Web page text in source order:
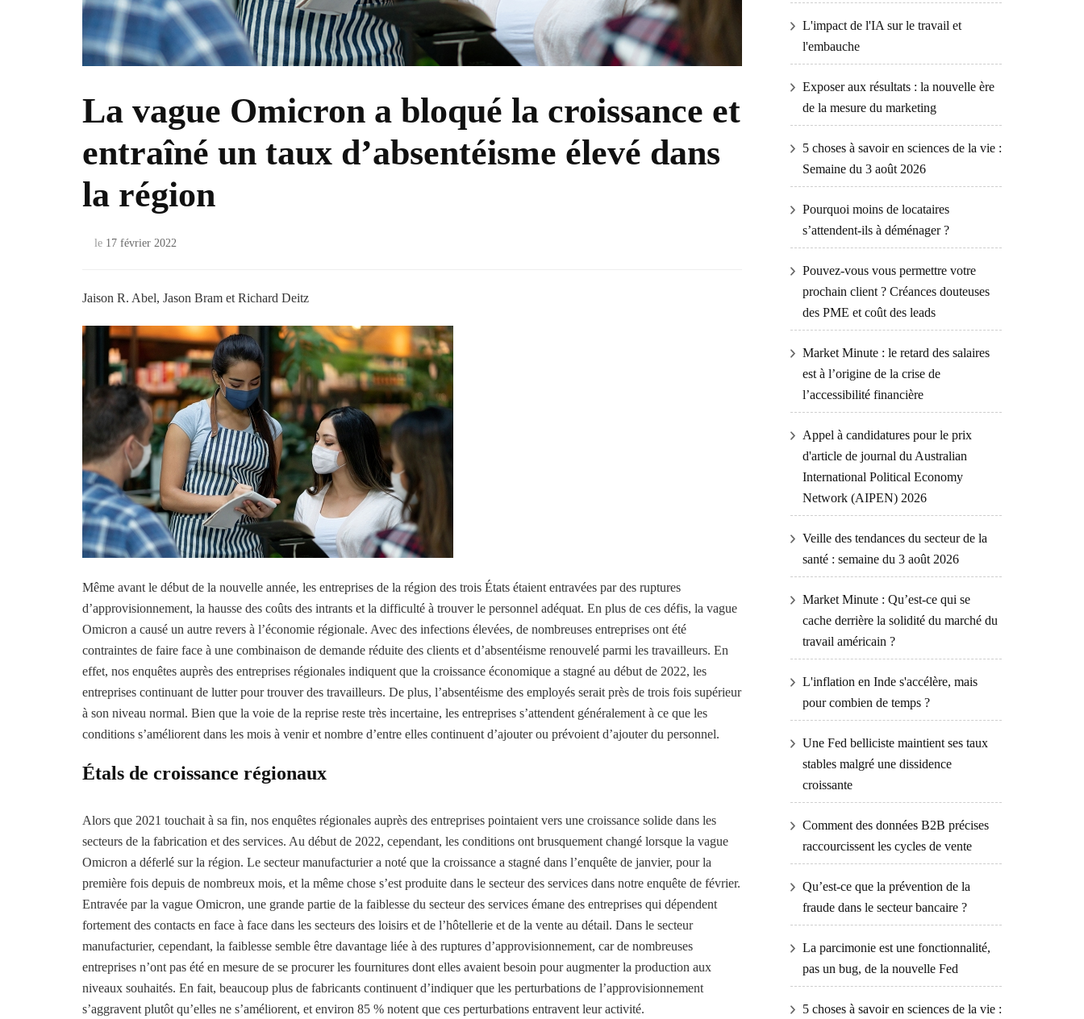
La vague Omicron a bloqué la croissance et
entraîné un taux d’absentéisme élevé dans
la région
le 17 février 2022
Jaison R. Abel, Jason Bram et Richard Deitz
Même avant le début de la nouvelle année, les entreprises de la région des trois États étaient entravées par des ruptures
d’approvisionnement, la hausse des coûts des intrants et la difficulté à trouver le personnel adéquat. En plus de ces défis, la vague
Omicron a causé un autre revers à l’économie régionale. Avec des infections élevées, de nombreuses entreprises ont été
contraintes de faire face à une combinaison de demande réduite des clients et d’absentéisme renouvelé parmi les travailleurs. En
effet, nos enquêtes auprès des entreprises régionales indiquent que la croissance économique a stagné au début de 2022, les
entreprises continuant de lutter pour trouver des travailleurs. De plus, l’absentéisme des employés serait près de trois fois supérieur
à son niveau normal. Bien que la voie de la reprise reste très incertaine, les entreprises s’attendent généralement à ce que les
conditions s’améliorent dans les mois à venir et nombre d’entre elles continuent d’ajouter ou prévoient d’ajouter du personnel.
Étals de croissance régionaux
Alors que 2021 touchait à sa fin, nos enquêtes régionales auprès des entreprises pointaient vers une croissance solide dans les
secteurs de la fabrication et des services. Au début de 2022, cependant, les conditions ont brusquement changé lorsque la vague
Omicron a déferlé sur la région. Le secteur manufacturier a noté que la croissance a stagné dans l’enquête de janvier, pour la
première fois depuis de nombreux mois, et la même chose s’est produite dans le secteur des services dans notre enquête de février.
Entravée par la vague Omicron, une grande partie de la faiblesse du secteur des services émane des entreprises qui dépendent
fortement des contacts en face à face dans les secteurs des loisirs et de l’hôtellerie et de la vente au détail. Dans le secteur
manufacturier, cependant, la faiblesse semble être davantage liée à des ruptures d’approvisionnement, car de nombreuses
entreprises n’ont pas été en mesure de se procurer les fournitures dont elles avaient besoin pour augmenter la production aux
niveaux souhaités. En fait, beaucoup plus de fabricants continuent d’indiquer que les perturbations de l’approvisionnement
s’aggravent plutôt qu’elles ne s’améliorent, et environ 85 % notent que ces perturbations entravent leur activité.
L'impact de l'IA sur le travail et
l'embauche
Exposer aux résultats : la nouvelle ère
de la mesure du marketing
5 choses à savoir en sciences de la vie :
Semaine du 3 août 2026
Pourquoi moins de locataires
s’attendent-ils à déménager ?
Pouvez-vous vous permettre votre
prochain client ? Créances douteuses
des PME et coût des leads
Market Minute : le retard des salaires
est à l’origine de la crise de
l’accessibilité financière
Appel à candidatures pour le prix
d'article de journal du Australian
International Political Economy
Network (AIPEN) 2026
Veille des tendances du secteur de la
santé : semaine du 3 août 2026
Market Minute : Qu’est-ce qui se
cache derrière la solidité du marché du
travail américain ?
L'inflation en Inde s'accélère, mais
pour combien de temps ?
Une Fed belliciste maintient ses taux
stables malgré une dissidence
croissante
Comment des données B2B précises
raccourcissent les cycles de vente
Qu’est-ce que la prévention de la
fraude dans le secteur bancaire ?
La parcimonie est une fonctionnalité,
pas un bug, de la nouvelle Fed
5 choses à savoir en sciences de la vie :